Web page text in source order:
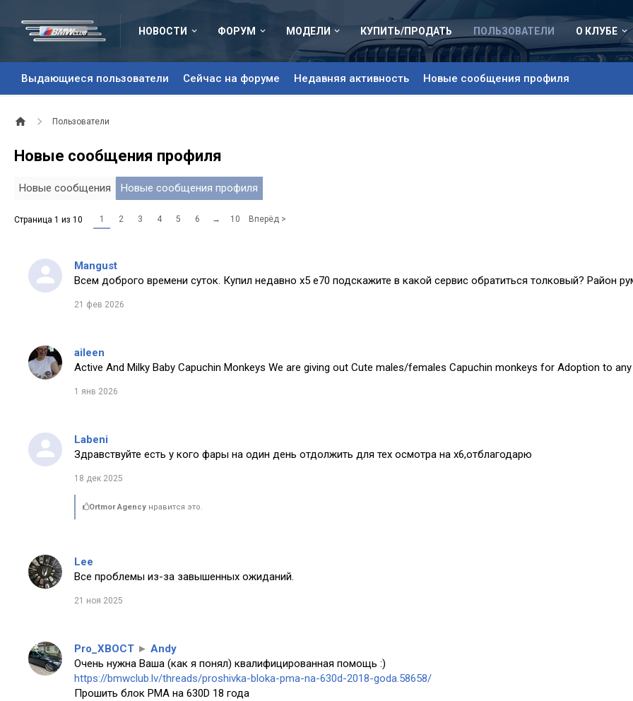
НОВОСТИ ФОРУМ МОДЕЛИ КУПИТЬ/ПРОДАТЬ ПОЛЬЗОВАТЕЛИ
Выдающиеся пользователи Сейчас на форуме Недавняя активность Новые сообщения профиля
О КЛУБЕ
Пользователи
Новые сообщения профиля
Новые сообщения Новые сообщения профиля
Страница 1 из 10 1 2 3 4 5 6 → 10 Вперёд >
Mangust
Всем доброго времени суток. Купил недавно х5 е70 подскажите в какой сервис обратиться толковый? Район
21 фев 2026
aileen
Active And Milky Baby Capuchin Monkeys We are giving out Cute males/females Capuchin monkeys for Adoption to
1 янв 2026
Labeni
Здравствуйте есть у кого фары на один день отдолжить для тех осмотра на х6,отблагодарю
18 дек 2025
Ortmor Agency нравится это.
Lee
Все проблемы из-за завышенных ожиданий.
21 ноя 2025
Pro_XBOCT ► Andy
Очень нужна Ваша (как я понял) квалифицированная помощь :)
https://bmwclub.lv/threads/proshivka-bloka-pma-na-630d-2018-goda.58658/
Прошить блок PMA на 630D 18 года